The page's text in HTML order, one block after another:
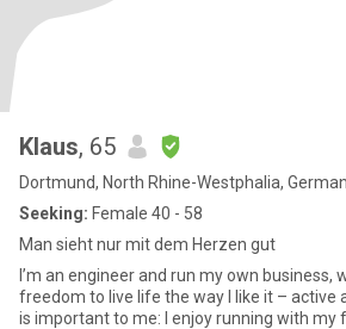
Klaus, 65
Dortmund, North Rhine-Westphalia,
Seeking: Female 40 - 58
Man sieht nur mit dem Herzen gut
I’m an engineer and run my own business,
freedom to live life the way I like it – active
is important to me: I enjoy running with my